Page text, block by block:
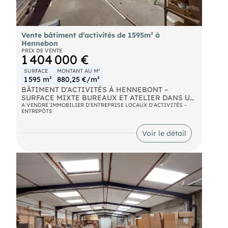
Vente bâtiment d’activités de 1595m² à
Hennebon
PRIX DE VENTE
1 404 000 €
SURFACE
1 595 m²
MONTANT AU M²
880,25 €/m²
BÂTIMENT D’ACTIVITÉS À HENNEBONT –
SURFACE MIXTE BUREAUX ET ATELIER DANS UN
ENVIRONNEMENT PROFESSIONNEL
implanté dans une zone d’activités dynamique. Ce
bien associe des espaces tertiaires et un atelier de
pour faciliter l’exploitation quotidienne et les
opérations logistiques.
Les + du bien :
Bureaux et showroom intégrés
Atelier avec accès adaptés à l’activité
3 portes sectionnelles
Terrain avec stationnement
Aire de circulation pour poids lourds
A VENDRE IMMOBILIER D'ENTREPRISE LOCAUX D'ACTIVITÉS -
ENTREPÔTS
Voir le détail